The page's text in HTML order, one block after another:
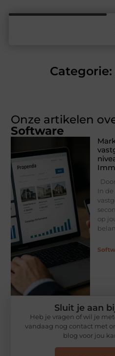
Onze artikelen
Software
In
op
Sluit je aan
Heb je vragen of wil je
vandaag nog contact met
blog voor jou